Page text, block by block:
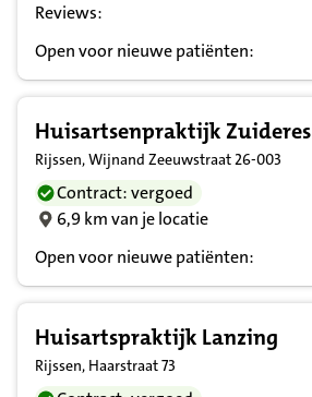
Reviews:
Open voor nieuwe patiënten:
Huisartsenpraktijk Zuideres
Rijssen, Wijnand Zeeuwstraat 26-003
Contract: vergoed
6,9 km van je locatie
Open voor nieuwe patiënten:
Huisartspraktijk Lanzing
Rijssen, Haarstraat 73